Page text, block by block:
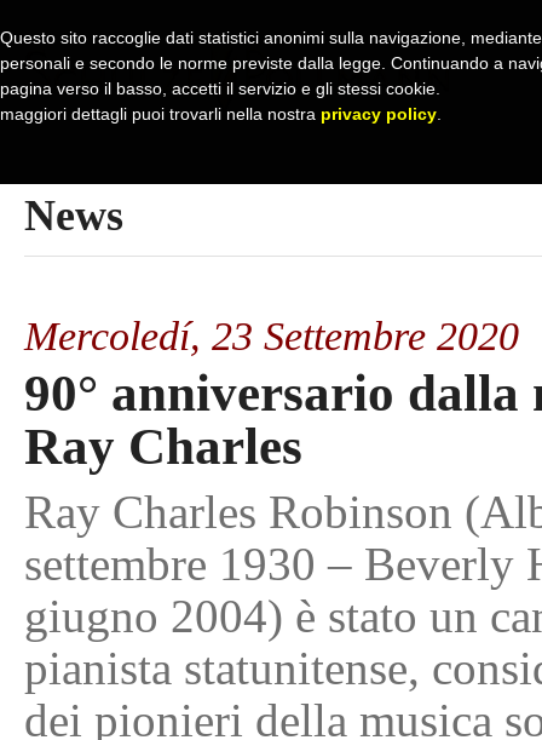
News
Mercoledí, 23 Settembre 2020
90° anniversario dalla
Ray Charles
Ray Charles Robinson
settembre 1930 – Beverly
giugno 2004) è stato un
pianista statunitense,
dei pionieri della musica
Questo sito raccoglie dati statistici anonimi sulla navigazione,
personali e secondo le norme previste dalla legge. Continuando a
pagina verso il basso, accetti il servizio e gli stessi cookie.
maggiori dettagli puoi trovarli nella nostra privacy policy